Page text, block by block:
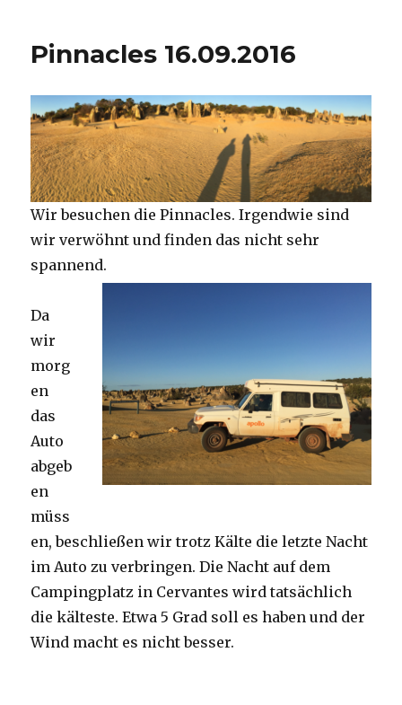
Pinnacles 16.09.2016
Wir besuchen die Pinnacles. Irgendwie sind
wir verwöhnt und finden das nicht sehr
spannend.
Da
wir
morg
en
das
Auto
abgeb
en
müss
en, beschließen wir trotz Kälte die letzte Nacht
im Auto zu verbringen. Die Nacht auf dem
Campingplatz in Cervantes wird tatsächlich
die kälteste. Etwa 5 Grad soll es haben und der
Wind macht es nicht besser.